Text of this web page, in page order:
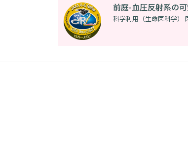
前庭-血圧反射系の
科学利用（生命医科学）